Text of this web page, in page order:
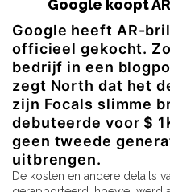
Google koopt
Google heeft AR-
officieel gekocht.
bedrijf in een
zegt North dat het
zijn Focals slimme
debuteerde voor $
geen tweede
uitbrengen.
De kosten en andere details